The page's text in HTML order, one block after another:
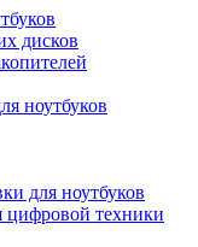
дисков
ноутбуков
для ноутбуков
цифровой техники